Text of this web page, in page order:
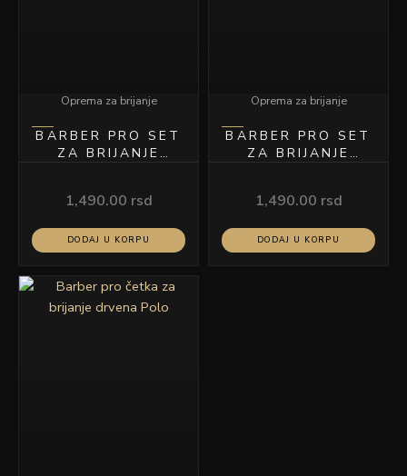
Oprema za brijanje
BARBER PRO SET
ZA BRIJANJE
1,490.00 rsd
DODAJ U KORPU
Oprema za brijanje
BARBER PRO SET
ZA BRIJANJE
1,490.00 rsd
DODAJ U KORPU